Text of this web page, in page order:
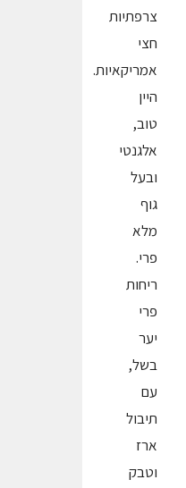
צרפתיות
חצי
אמריקאיות.
היין
טוב,
אלגנטי
ובעל
גוף
מלא
פרי.
ריחות
פרי
יער
בשל,
עם
תיבול
ארז
וטבק